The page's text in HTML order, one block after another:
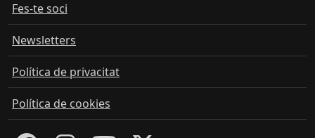
Fes-te soci
Newsletters
Política de privacitat
Política de cookies